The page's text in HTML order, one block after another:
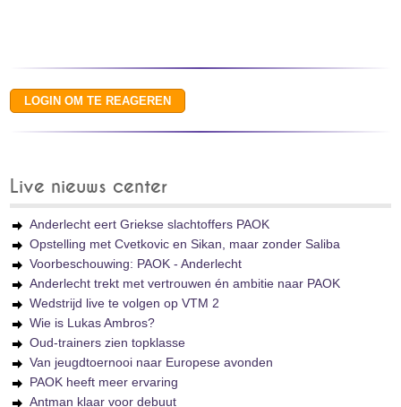
Live nieuws center
Anderlecht eert Griekse slachtoffers PAOK
Opstelling met Cvetkovic en Sikan, maar zonder Saliba
Voorbeschouwing: PAOK - Anderlecht
Anderlecht trekt met vertrouwen én ambitie naar PAOK
Wedstrijd live te volgen op VTM 2
Wie is Lukas Ambros?
Oud-trainers zien topklasse
Van jeugdtoernooi naar Europese avonden
PAOK heeft meer ervaring
Antman klaar voor debuut